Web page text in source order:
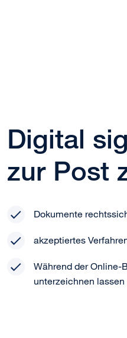
Digital
zur Post
Dokumente
akzeptiertes
Während der Online-
unterzeichnen lassen